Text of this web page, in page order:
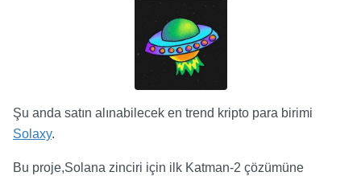
Şu anda satın alınabilecek en trend kripto para birimi
Solaxy.
Bu proje,Solana zinciri için ilk Katman-2 çözümüne